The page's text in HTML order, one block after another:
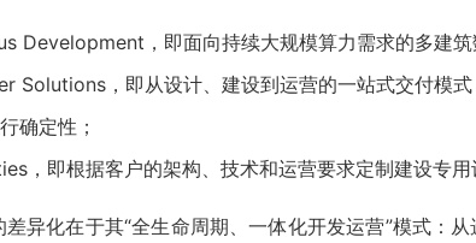
Development，即面向持续大规模算力需求的多建筑
Solutions，即从设计、建设到运营的一站式交付模式
确定性；
，即根据客户的架构、技术和运营要求定制建设专用
异化在于其“全生命周期、一体化开发运营”模式：